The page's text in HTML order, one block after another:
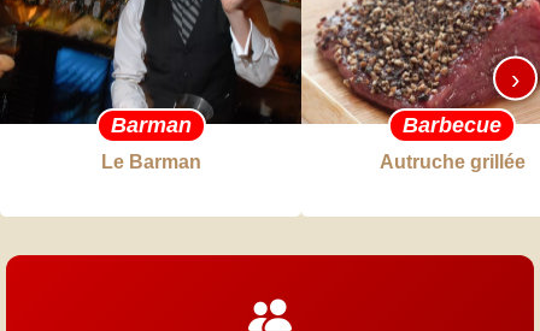
Barman
Le Barman
Barbecue
Autruche grillée
›